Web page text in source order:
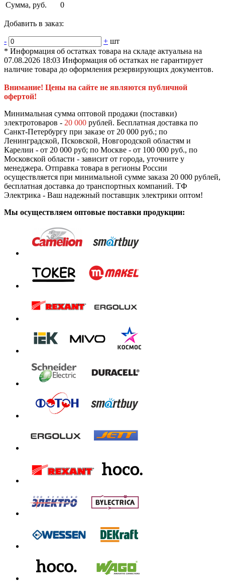
Сумма, руб.
0
Добавить в заказ:
- + шт
* Информация об остатках товара на складе актуальна на
07.08.2026 18:03 Информация об остатках не гарантирует
наличие товара до оформления резервирующих документов.
Внимание! Цены на сайте не являются публичной
офертой!
Минимальная сумма оптовой продажи (поставки)
электротоваров - 20 000 рублей. Бесплатная доставка по
Санкт-Петербургу при заказе от 20 000 руб.; по
Ленинградской, Псковской, Новгородской областям и
Карелии - от 20 000 руб; по Москве - от 100 000 руб., по
Московской области - зависит от города, уточните у
менеджера. Отправка товара в регионы России
осуществляется при минимальной сумме заказа 20 000 рублей,
бесплатная доставка до транспортных компаний. ТФ
Электрика - Ваш надежный поставщик электрики оптом!
Мы осуществляем оптовые поставки продукции: